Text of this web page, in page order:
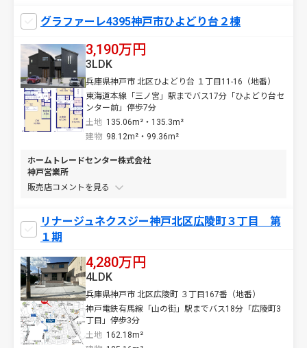
グラファーレ4395神戸市ひよどり台２棟
3,190万円
兵庫県神戸市 北区ひよどり台 １丁目11-16（地番）
東海道本線「三ノ宮」駅までバス17分「ひよどり台セ
ンター前」停歩7分
土地 135.06m²・135.3m²
3LDK
建物 98.12m²・99.36m²
ホームトレードセンター株式会社
神戸営業所
販売店コメントを
リナージュネクスジー神戸北区広陵町３丁目 第
１期
4,280万円
兵庫県神戸市 北区広陵町 ３丁目167番（地番）
神戸電鉄有馬線「山の街」駅までバス18分「広陵町3
丁目」停歩3分
土地 162.18m²
4LDK